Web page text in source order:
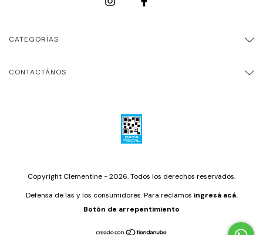
CATEGORÍAS
CONTACTÁNOS
Copyright Clementine - 2026. Todos los derechos reservados.
Defensa de las y los consumidores. Para reclamos ingresá acá.
Botón de arrepentimiento